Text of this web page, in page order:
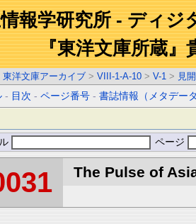
報学研究所 - ディジ
『東洋文庫所蔵』
東洋文庫アーカイブ > VIII-1-A-10 > V-1 > 見
- 目次 -ページ番号 -書誌情報（メタデー
ページ
The Pulse of